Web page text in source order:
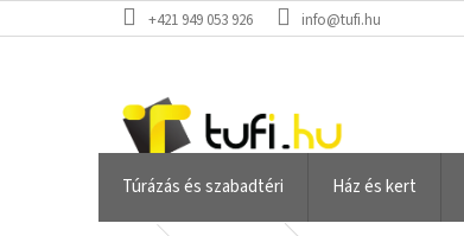
a
+421 949 053 926 info@tufi.hu
Túrázás és szabadtéri Ház és kert